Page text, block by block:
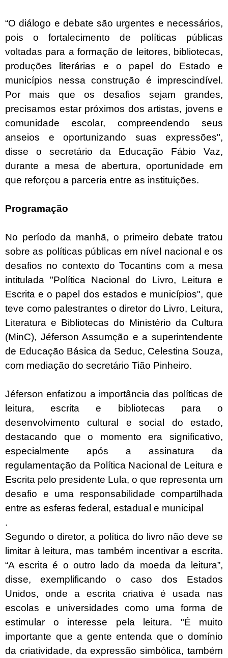
“O diálogo e debate são urgentes e necessários,
pois o fortalecimento de políticas públicas
voltadas para a formação de leitores, bibliotecas,
produções literárias e o papel do Estado e
municípios nessa construção é imprescindível.
Por mais que os desafios sejam grandes,
precisamos estar próximos dos artistas, jovens e
comunidade escolar, compreendendo seus
anseios e oportunizando suas expressões",
disse o secretário da Educação Fábio Vaz,
durante a mesa de abertura, oportunidade em
que reforçou a parceria entre as instituições.
Programação
No período da manhã, o primeiro debate tratou
sobre as políticas públicas em nível nacional e os
desafios no contexto do Tocantins com a mesa
intitulada "Política Nacional do Livro, Leitura e
Escrita e o papel dos estados e municípios", que
teve como palestrantes o diretor do Livro, Leitura,
Literatura e Bibliotecas do Ministério da Cultura
(MinC), Jéferson Assumção e a superintendente
de Educação Básica da Seduc, Celestina Souza,
com mediação do secretário Tião Pinheiro.
Jéferson enfatizou a importância das políticas de
leitura, escrita e bibliotecas para o
desenvolvimento cultural e social do estado,
destacando que o momento era significativo,
especialmente após a assinatura da
regulamentação da Política Nacional de Leitura e
Escrita pelo presidente Lula, o que representa um
desafio e uma responsabilidade compartilhada
entre as esferas federal, estadual e municipal
.
Segundo o diretor, a política do livro não deve se
limitar à leitura, mas também incentivar a escrita.
“A escrita é o outro lado da moeda da leitura”,
disse, exemplificando o caso dos Estados
Unidos, onde a escrita criativa é usada nas
escolas e universidades como uma forma de
estimular o interesse pela leitura. "É muito
importante que a gente entenda que o domínio
da criatividade, da expressão simbólica, também